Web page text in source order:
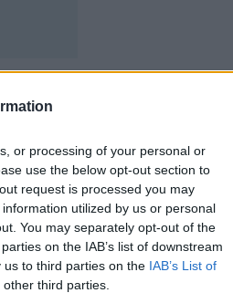
or processing of your personal or
use the below opt-out section to
request is processed you may
utilized by us or personal
You may separately opt-out of the
on the IAB’s list of downstream
to third parties on the IAB’s List of
third parties.